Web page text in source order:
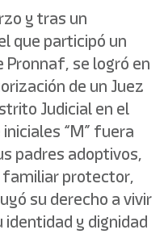
y tras un
que participó un
se logró en
de un Juez
Judicial en el
“M” fuera
padres adoptivos,
familiar protector,
su derecho a vivir
y dignidad